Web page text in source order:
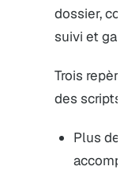
dossier,
suivi et
Trois
des scripts
Plus